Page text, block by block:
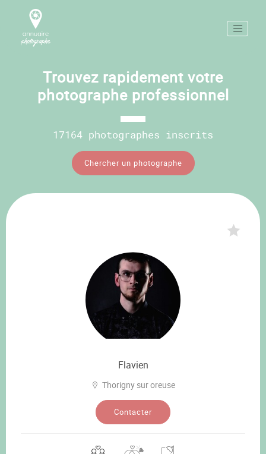
Trouvez rapidement votre
photographe professionnel
17164 photographes inscrits
Chercher un photographe
Flavien
Thorigny sur oreuse
Contacter